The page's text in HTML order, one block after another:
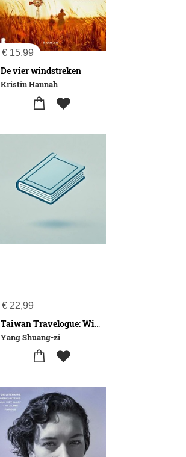
€ 15,99
De vier windstreken
Kristin Hannah
€ 22,99
Taiwan Travelogue: Winner of the 2026 International Booker Prize
Yang Shuang-zi